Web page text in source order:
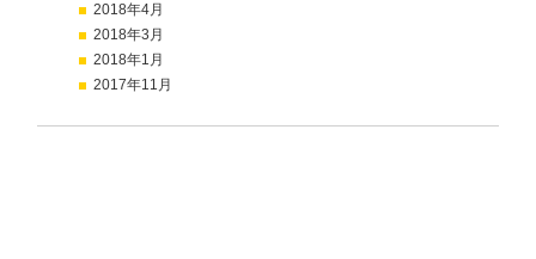
2018年4月
2018年3月
2018年1月
2017年11月